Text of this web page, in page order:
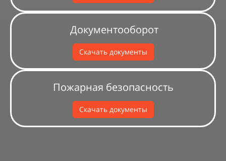
Документооборот
Скачать документы
Пожарная безопасность
Скачать документы